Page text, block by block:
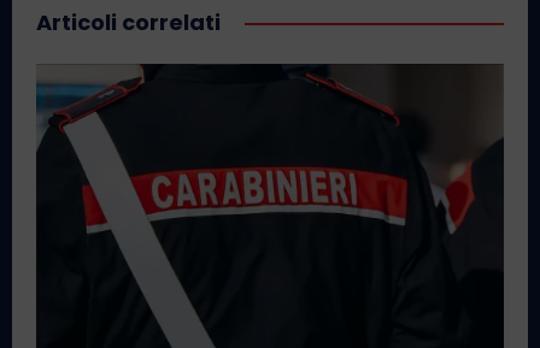
Articoli correlati